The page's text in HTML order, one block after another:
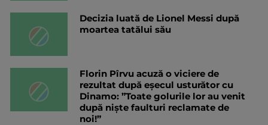
Decizia luată de Lionel Messi după
moartea tatălui său
Florin Pîrvu acuză o viciere de
rezultat după eșecul usturător cu
Dinamo: ”Toate golurile lor au venit
după niște faulturi reclamate de
noi!”